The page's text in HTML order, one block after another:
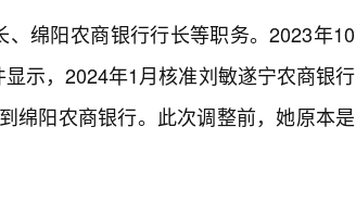
绵阳农商银行行长等职务。2023年10
示，2024年1月核准刘敏遂宁农商银行
绵阳农商银行。此次调整前，她原本是